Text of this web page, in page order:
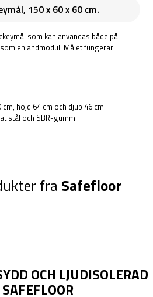
150 x 60 x 60 cm.
som kan användas både på
en ändmodul. Målet fungerar
höjd 64 cm och djup 46 cm.
stål och SBR-gummi.
fra Safefloor
OCH LJUDISOLERAD